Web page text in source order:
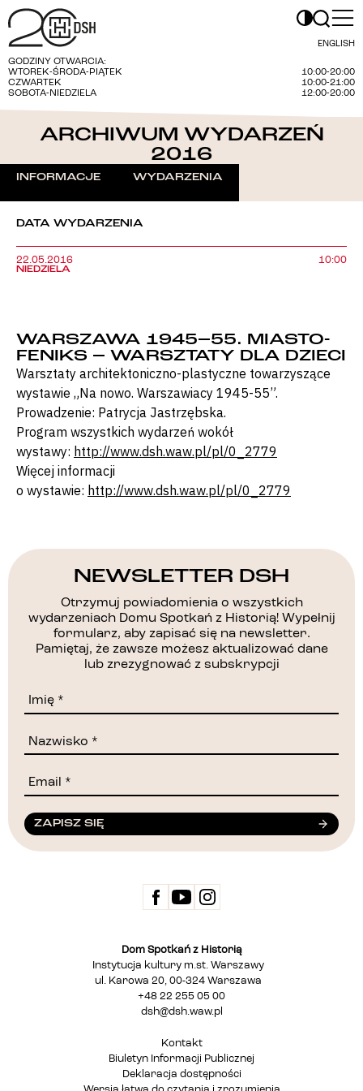
ENGLISH
GODZINY OTWARCIA:
WTOREK-ŚRODA-PIĄTEK
10:00-20:00
CZWARTEK
10:00-21:00
SOBOTA-NIEDZIELA
12:00-20:00
ARCHIWUM WYDARZEŃ
2016
INFORMACJE WYDARZENIA
DATA WYDARZENIA
22.05.2016
NIEDZIELA
10:00
WARSZAWA 1945–55. MIASTO-
FENIKS – WARSZTATY DLA DZIECI
Warsztaty architektoniczno-plastyczne towarzyszące
wystawie „Na nowo. Warszawiacy 1945-55”.
Prowadzenie: Patrycja Jastrzębska.
Program wszystkich wydarzeń wokół
wystawy: http://www.dsh.waw.pl/pl/0_2779
Więcej informacji
o wystawie: http://www.dsh.waw.pl/pl/0_2779
NEWSLETTER DSH
Otrzymuj powiadomienia o wszystkich
wydarzeniach Domu Spotkań z Historią! Wypełnij
formularz, aby zapisać się na newsletter.
Pamiętaj, że zawsze możesz aktualizować dane
lub zrezygnować z subskrypcji
ZAPISZ SIĘ
Dom Spotkań z Historią
Instytucja kultury m.st. Warszawy
ul. Karowa 20, 00-324 Warszawa
+48 22 255 05 00
dsh@dsh.waw.pl
Kontakt
Biuletyn Informacji Publicznej
Deklaracja dostępności